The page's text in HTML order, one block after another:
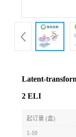
Latent-
2 ELI
起订量 (盒)
1-10